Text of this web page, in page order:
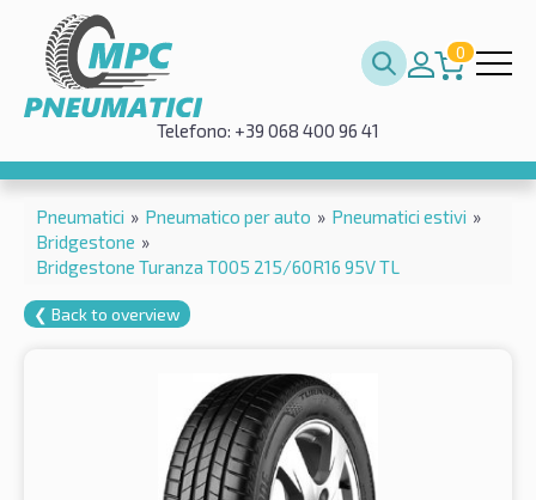
0
Telefono: +39 068 400 96 41
Pneumatici » Pneumatico per auto » Pneumatici estivi »
Bridgestone »
Bridgestone Turanza T005 215/60R16 95V TL
❮ Back to overview